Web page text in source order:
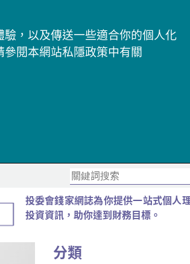
，以及傳送一些適合你的個人化
閱本網站私隱政策中有關
投委會錢家網誌為你提供一站式個人
投資資訊，助你達到財務目標。
分類